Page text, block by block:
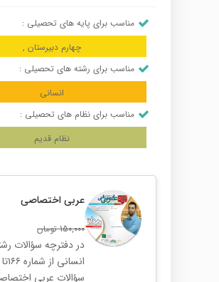
مناسب برای پایه های تحصیلی :
چهارم دبیرستان ,
مناسب برای رشته های تحصیلی :
انسانی
مناسب برای نظام های تحصیلی :
نظام قدیم
عربی اختصاصی
150,000 تومان
در دفترچه سؤالات
سؤالات عربی